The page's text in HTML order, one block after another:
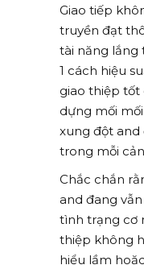
Giao tiếp
truyền đạt
tài năng lắng
1 cách hiệu
giao thiệp tốt
dựng mối
xung đột and
trong mỗi
Chắc chắn
and đang
tình trạng cơ
thiệp không
hiểu lầm